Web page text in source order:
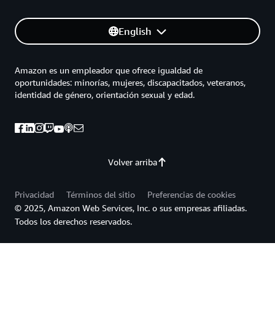
English
Volver arriba
Amazon es un empleador que ofrece igualdad de
oportunidades: minorías, mujeres, discapacitados, veteranos,
identidad de género, orientación sexual y edad.
Privacidad Términos del sitio
Preferencias de cookies
© 2025, Amazon Web Services, Inc. o sus empresas afiliadas.
Todos los derechos reservados.